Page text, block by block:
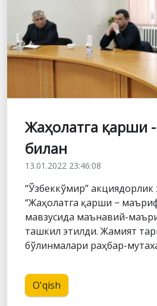
Жаҳолатга қарши
билан
13.01.2022 23:46:08
“Ўзбеккўмир”
“Жаҳолатга қарши −
мавзусида маънавий-
ташкил этилди. Жамият
бўлинмалари раҳбар-
O'qish